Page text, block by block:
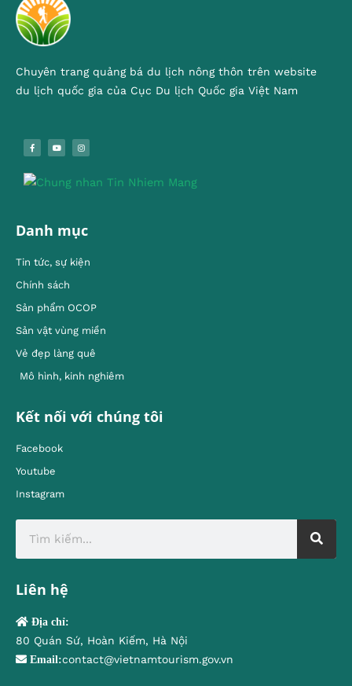
Chuyên trang quảng bá du lịch nông thôn trên website
du lịch quốc gia của Cục Du lịch Quốc gia Việt Nam
Danh mục
Tin tức, sự kiện
Chính sách
Sản phẩm OCOP
Sản vật vùng miền
Vẻ đẹp làng quê
Mô hình, kinh nghiêm
Kết nối với chúng tôi
Facebook
Youtube
Instagram
Liên hệ
Địa chỉ:
80 Quán Sứ, Hoàn Kiếm, Hà Nội
Email:contact@vietnamtourism.gov.vn